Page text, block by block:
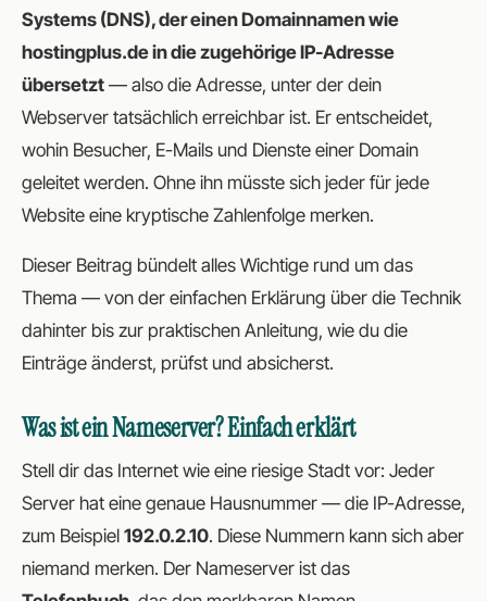
Systems (DNS), der einen Domainnamen wie
hostingplus.de in die zugehörige IP-Adresse
übersetzt — also die Adresse, unter der dein
Webserver tatsächlich erreichbar ist. Er entscheidet,
wohin Besucher, E-Mails und Dienste einer Domain
geleitet werden. Ohne ihn müsste sich jeder für jede
Website eine kryptische Zahlenfolge merken.
Dieser Beitrag bündelt alles Wichtige rund um das
Thema — von der einfachen Erklärung über die Technik
dahinter bis zur praktischen Anleitung, wie du die
Einträge änderst, prüfst und absicherst.
Was ist ein Nameserver? Einfach erklärt
Stell dir das Internet wie eine riesige Stadt vor: Jeder
Server hat eine genaue Hausnummer — die IP-Adresse,
zum Beispiel 192.0.2.10. Diese Nummern kann sich aber
niemand merken. Der Nameserver ist das